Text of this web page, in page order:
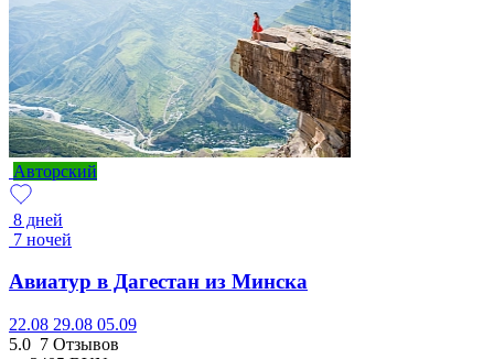
Авторский
8 дней
7 ночей
Авиатур в Дагестан из Минска
22.08 29.08 05.09
5.0 7 Отзывов